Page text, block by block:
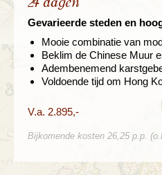
Gevarieerde steden en
Mooie combinatie van
Beklim de Chinese Muur
Adembenemend
Voldoende tijd om Hong
V.a. 2.895,-
Bijkomende kosten 26,25 p.p.